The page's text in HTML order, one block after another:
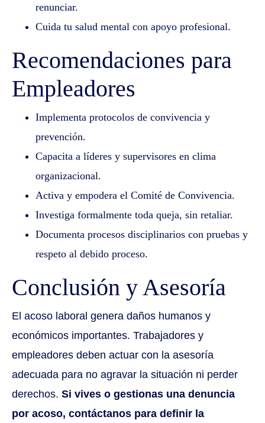
renunciar.
Cuida tu salud mental con apoyo profesional.
Recomendaciones para
Empleadores
Implementa protocolos de convivencia y
prevención.
Capacita a líderes y supervisores en clima
organizacional.
Activa y empodera el Comité de Convivencia.
Investiga formalmente toda queja, sin retaliar.
Documenta procesos disciplinarios con pruebas y
respeto al debido proceso.
Conclusión y Asesoría
El acoso laboral genera daños humanos y
económicos importantes. Trabajadores y
empleadores deben actuar con la asesoría
adecuada para no agravar la situación ni perder
derechos. Si vives o gestionas una denuncia
por acoso, contáctanos para definir la